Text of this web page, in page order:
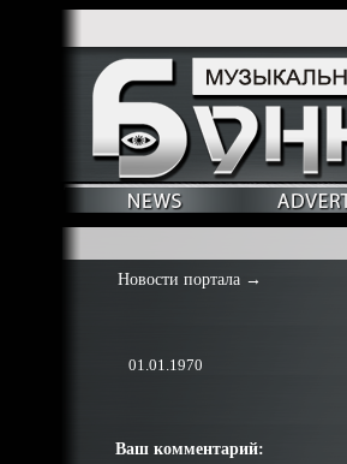
Новости портала→
01.01.1970
Ваш комментарий: